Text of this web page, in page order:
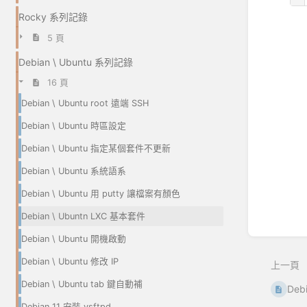
Rocky 系列記錄
5 頁
Debian \ Ubuntu 系列記錄
16 頁
Debian \ Ubuntu root 遠端 SSH
Debian \ Ubuntu 時區設定
Debian \ Ubuntu 指定某個套件不更新
Debian \ Ubuntu 系統語系
Debian \ Ubuntu 用 putty 讓檔案有顏色
Debian \ Ubuntn LXC 基本套件
Debian \ Ubuntu 開機啟動
Debian \ Ubuntu 修改 IP
Debian \ Ubuntu tab 鍵自動補
上一頁